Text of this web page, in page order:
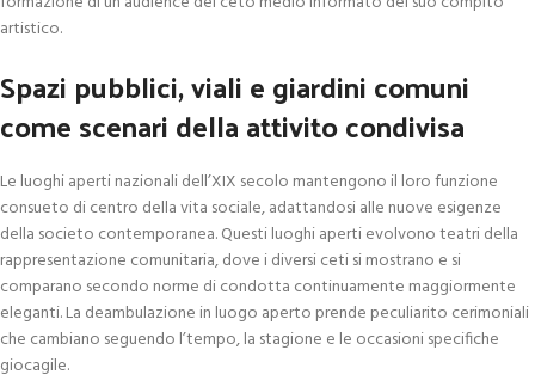
artistico.
Spazi pubblici, viali e giardini comuni
come scenari della attivito condivisa
Le luoghi aperti nazionali dell’XIX secolo mantengono il loro funzione
consueto di centro della vita sociale, adattandosi alle nuove esigenze
della societo contemporanea. Questi luoghi aperti evolvono teatri della
rappresentazione comunitaria, dove i diversi ceti si mostrano e si
comparano secondo norme di condotta continuamente maggiormente
eleganti. La deambulazione in luogo aperto prende peculiarito cerimoniali
che cambiano seguendo l’tempo, la stagione e le occasioni specifiche
giocagile.